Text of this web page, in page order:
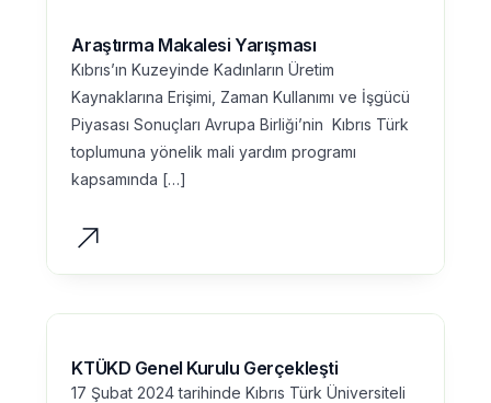
Araştırma Makalesi Yarışması
Kıbrıs’ın Kuzeyinde Kadınların Üretim
Kaynaklarına Erişimi, Zaman Kullanımı ve İşgücü
Piyasası Sonuçları Avrupa Birliği’nin Kıbrıs Türk
toplumuna yönelik mali yardım programı
kapsamında […]
KTÜKD Genel Kurulu Gerçekleşti
17 Şubat 2024 tarihinde Kıbrıs Türk Üniversiteli